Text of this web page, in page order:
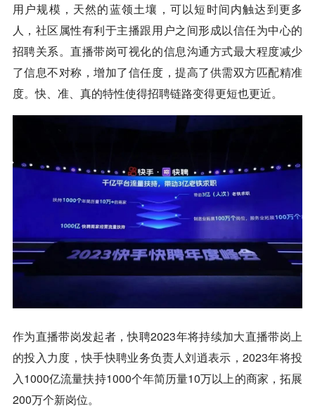
用户规模，天然的蓝领土壤，可以短时间内触达到更多
人，社区属性有利于主播跟用户之间形成以信任为中心的
招聘关系。直播带岗可视化的信息沟通方式最大程度减少
了信息不对称，增加了信任度，提高了供需双方匹配精准
度。快、准、真的特性使得招聘链路变得更短也更近。
作为直播带岗发起者，快聘2023年将持续加大直播带岗上
的投入力度，快手快聘业务负责人刘逍表示，2023年将投
入1000亿流量扶持1000个年简历量10万以上的商家，拓展
200万个新岗位。